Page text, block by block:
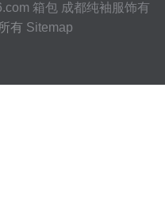
箱包 成都纯袖服饰有
有 Sitemap